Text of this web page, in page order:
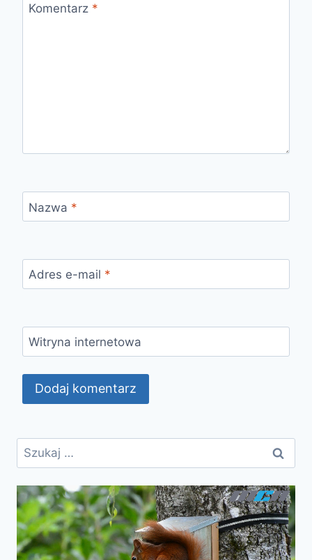
Komentarz *
Nazwa *
Adres e-mail *
Witryna internetowa
Szukaj: